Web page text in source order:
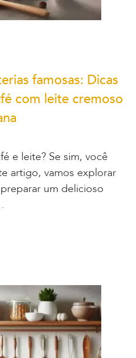
famosas: Dicas
com leite cremoso
e leite? Se sim, você
artigo, vamos explorar
um delicioso